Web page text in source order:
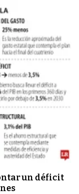
un déficit